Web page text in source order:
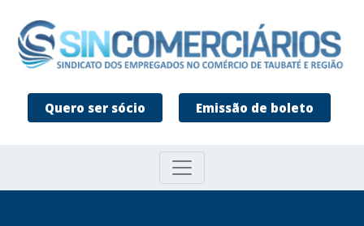
Quero ser sócio Emissão de boleto